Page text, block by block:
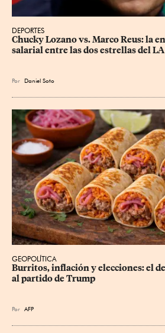
DEPORTES
Chucky Lozano vs. Marco Reus: la
salarial entre las dos estrellas del
Por Daniel Soto
GEOPOLÍTICA
Burritos, inflación y elecciones: el
al partido de Trump
Por AFP